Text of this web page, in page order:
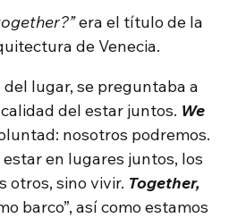
era el título de la
de Venecia.
del lugar, se preguntaba a
del estar juntos. We
nosotros podremos.
en lugares juntos, los
otros, sino vivir. Together,
barco”, así como estamos